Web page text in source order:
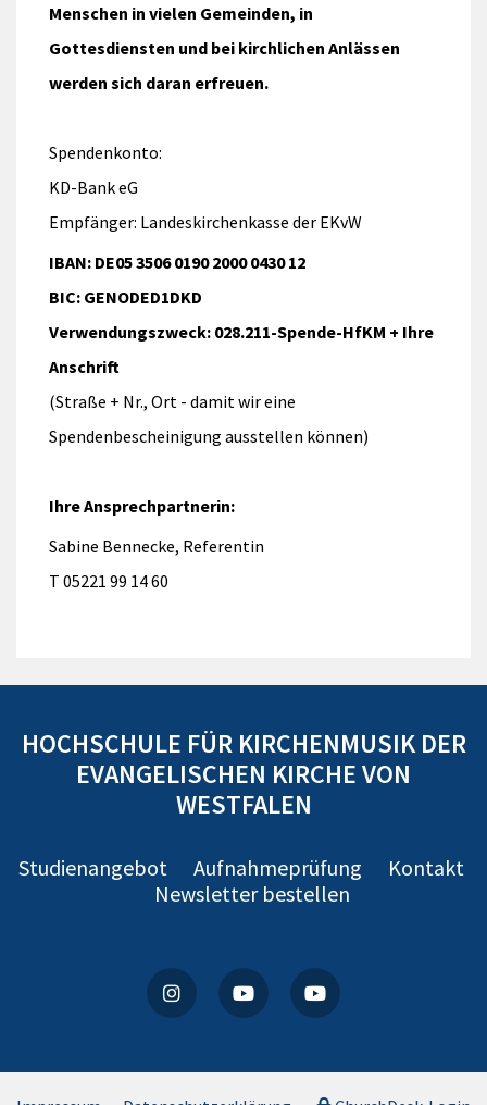
Menschen in vielen Gemeinden, in
Gottesdiensten und bei kirchlichen Anlässen
werden sich daran erfreuen.
Spendenkonto:
KD-Bank eG
Empfänger: Landeskirchenkasse der EKvW
IBAN: DE05 3506 0190 2000 0430 12
BIC: GENODED1DKD
Verwendungszweck: 028.211-Spende-HfKM + Ihre
Anschrift
(Straße + Nr., Ort - damit wir eine
Spendenbescheinigung ausstellen können)
Ihre Ansprechpartnerin:
Sabine Bennecke, Referentin
T 05221 99 14 60
HOCHSCHULE FÜR KIRCHENMUSIK DER
EVANGELISCHEN KIRCHE VON
WESTFALEN
Studienangebot Aufnahmeprüfung
Kontakt
Newsletter bestellen